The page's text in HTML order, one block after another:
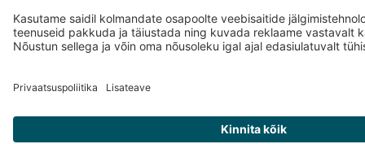
info@andresklaas.ee
Paneeli 2, 11415 Tallinn